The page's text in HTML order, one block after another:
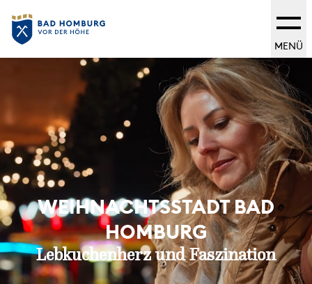
MENÜ
WEIHNACHTSSTADT BAD
HOMBURG
Lebkuchenherz und Faszination